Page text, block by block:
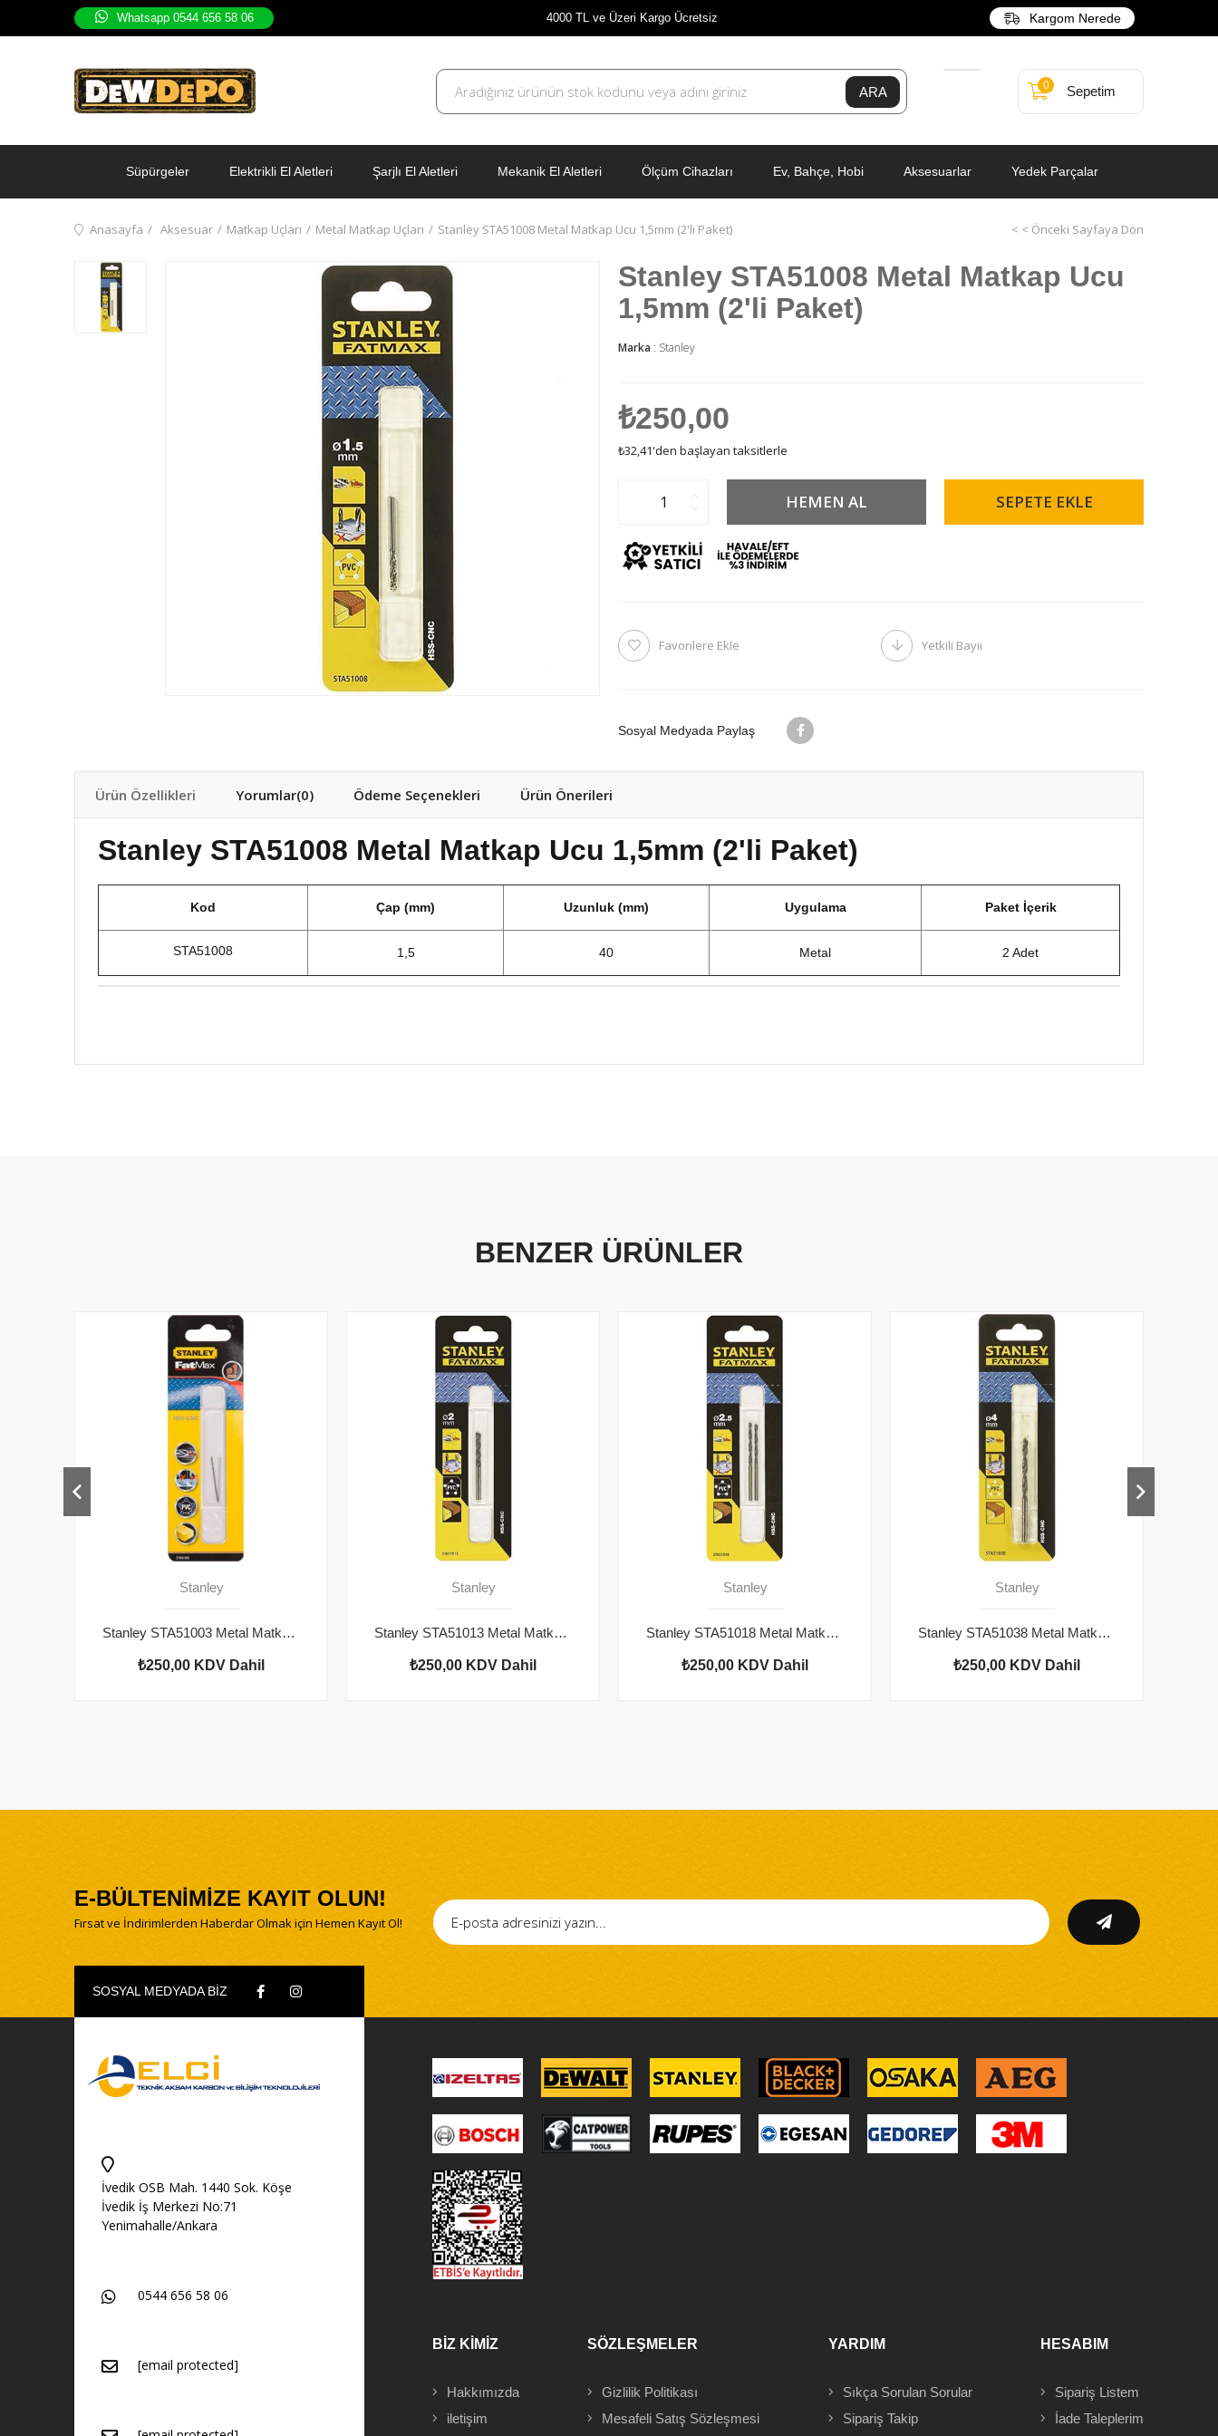
Whatsapp 0544 656 58 06 4000 TL ve Üzeri Kargo Ücretsiz Kargom Nerede
Sepetim
0
Süpürgeler Elektrikli El Aletleri Şarjlı El Aletleri Mekanik El Aletleri Ölçüm Cihazları Ev, Bahçe, Hobi Aksesuarlar Yedek Parçalar
Anasayfa Aksesuar Matkap Uçları Metal Matkap Uçları Stanley STA51008 Metal Matkap Ucu 1,5mm (2'li Paket) < < Önceki Sayfaya Dön
Stanley STA51008 Metal Matkap Ucu
1,5mm (2'li Paket)
Marka : Stanley
₺250,00
₺32,41'den başlayan taksitlerle
Favorilere Ekle Yetkili Bayii
Sosyal Medyada Paylaş
Ürün Özellikleri Yorumlar(0) Ödeme Seçenekleri Ürün Önerileri
Stanley STA51008 Metal Matkap Ucu 1,5mm (2'li Paket)
Kod Çap (mm) Uzunluk (mm) Uygulama Paket İçerik
STA51008 1,5 40 Metal 2 Adet
BENZER ÜRÜNLER
Stanley
Stanley STA51003 Metal Matkap Ucu 1mm (2'li Paket)
₺250,00 KDV Dahil
Stanley
Stanley STA51013 Metal Matkap Ucu 2mm (2'li Paket)
₺250,00 KDV Dahil
Stanley
Stanley STA51018 Metal Matkap Ucu 2,5mm (2'li Paket)
₺250,00 KDV Dahil
Stanley
Stanley STA51038 Metal Matkap Ucu 4mm (2'li Paket)
₺250,00 KDV Dahil
E-BÜLTENİMİZE KAYIT OLUN!
Fırsat ve İndirimlerden Haberdar Olmak için Hemen Kayıt Ol!
SOSYAL MEDYADA BİZ
İvedik OSB Mah. 1440 Sok. Köşe
İvedik İş Merkezi No:71
Yenimahalle/Ankara
0544 656 58 06
[email protected]
BİZ KİMİZ
Hakkımızda
iletişim
SÖZLEŞMELER
Gizlilik Politikası
Mesafeli Satış Sözleşmesi
YARDIM
Sıkça Sorulan Sorular
Sipariş Takip
HESABIM
Sipariş Listem
İade Taleplerim